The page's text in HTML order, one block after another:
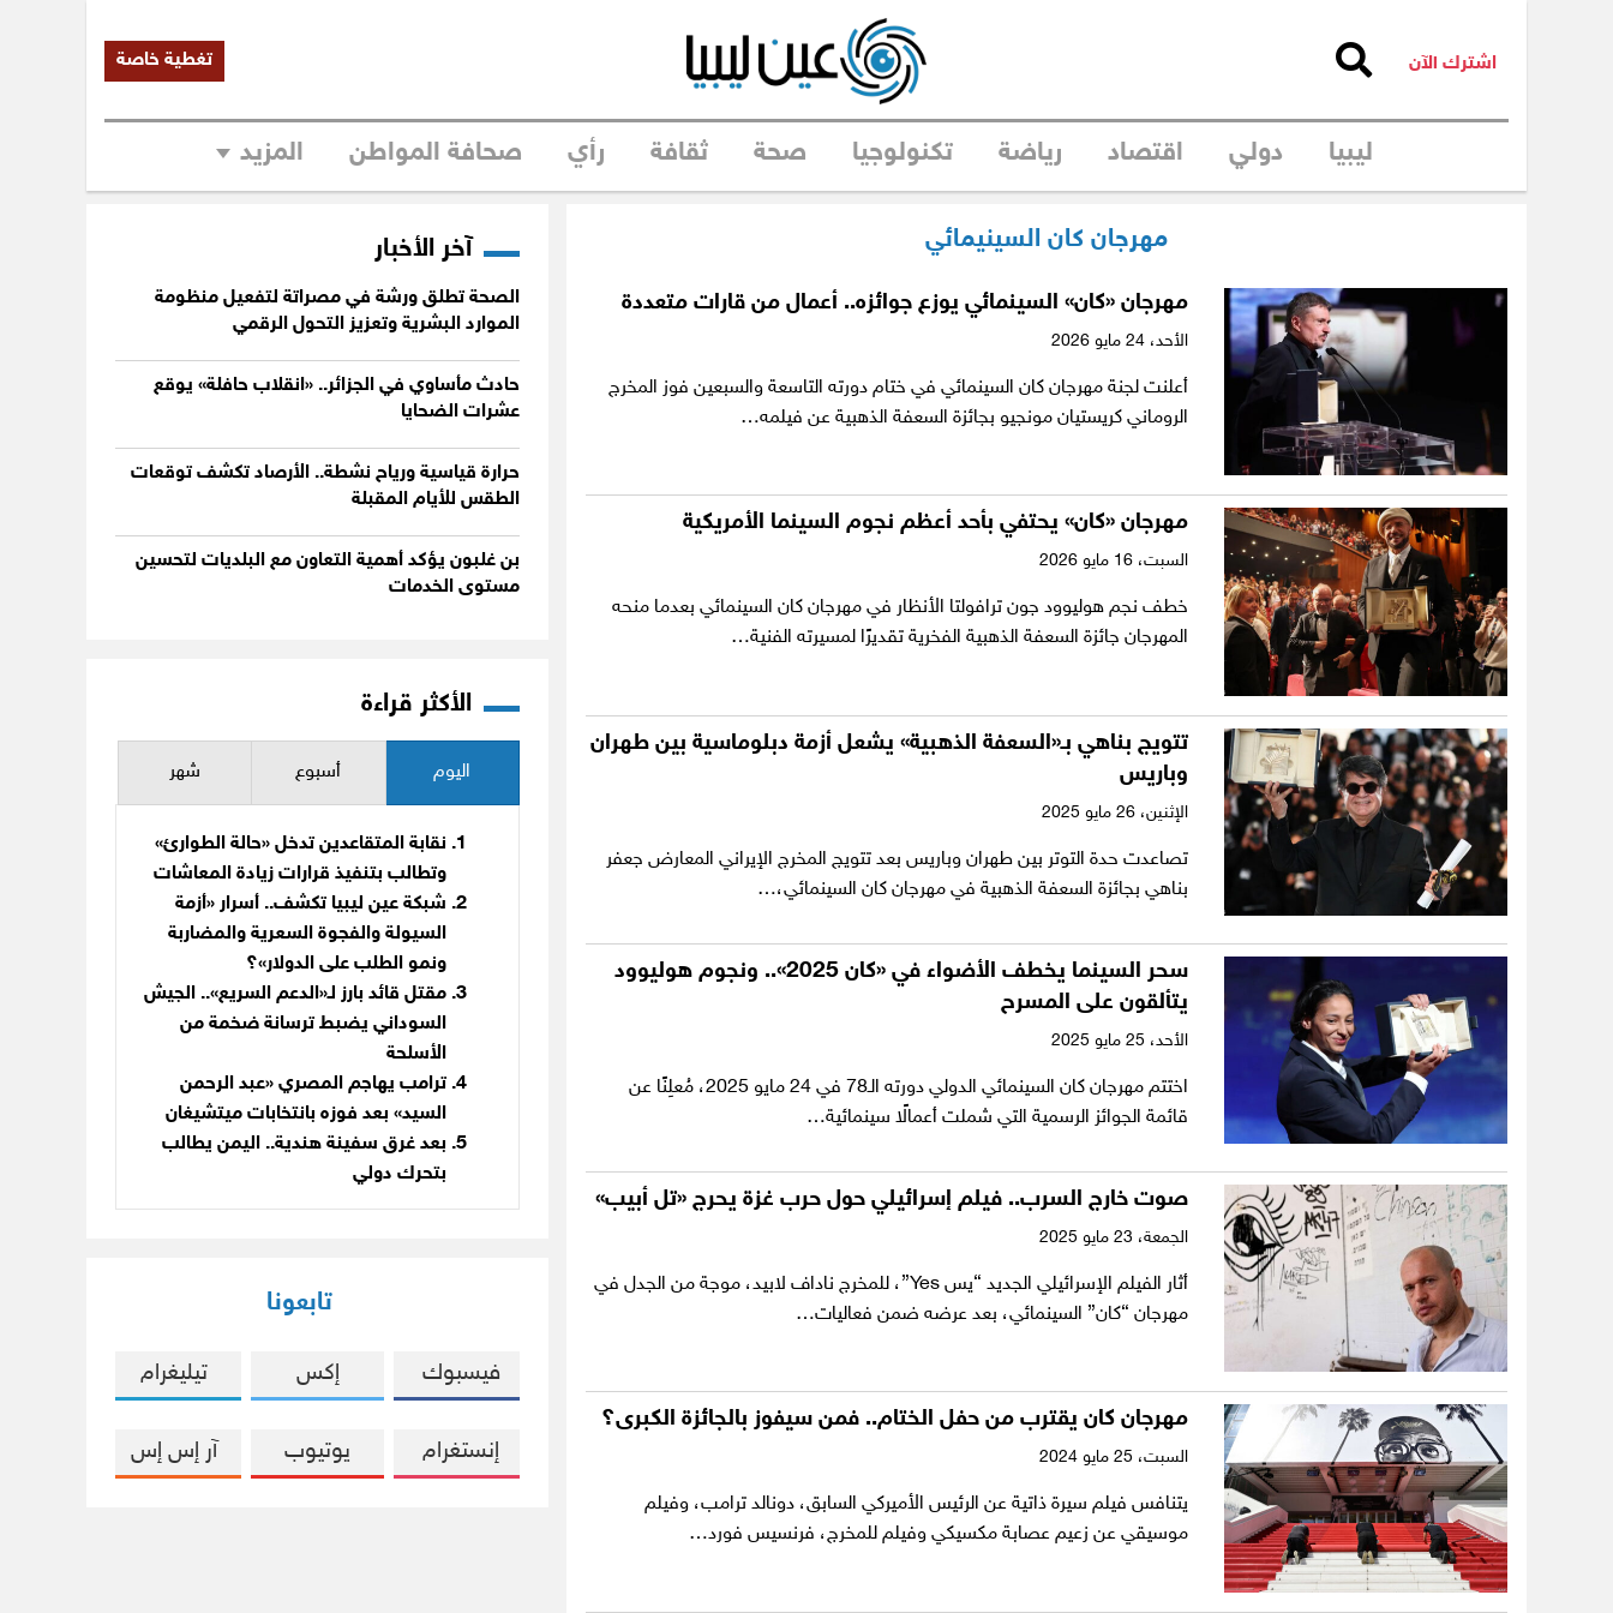
اشترك الآن تغطية خاصة
ليبيا دولي اقتصاد رياضة تكنولوجيا صحة ثقافة رأي صحافة المواطن المزيد
مهرجان كان السينيمائي
مهرجان «كان» السينمائي يوزع جوائزه.. أعمال من قارات متعددة
الأحد،
أعلنت لجنة مهرجان كان السينمائي في ختام دورته التاسعة والسبعين فوز المخرج
الروماني كريستيان مونجيو بجائزة السعفة الذهبية عن فيلمه…
مهرجان «كان» يحتفي بأحد أعظم نجوم السينما الأمريكية
السبت،
خطف نجم هوليوود جون ترافولتا الأنظار في مهرجان كان السينمائي بعدما منحه
المهرجان جائزة السعفة الذهبية الفخرية تقديرًا لمسيرته الفنية…
تتويج بناهي بـ«السعفة الذهبية» يشعل أزمة دبلوماسية بين طهران
وباريس
الإثنين،
تصاعدت حدة التوتر بين طهران وباريس بعد تتويج المخرج الإيراني المعارض جعفر
بناهي بجائزة السعفة الذهبية في مهرجان كان السينمائي،…
سحر السينما يخطف الأضواء في «كان 2025».. ونجوم هوليوود
يتألقون على المسرح
الأحد،
اختتم مهرجان كان السينمائي الدولي دورته الـ78 في 24 مايو 2025، مُعلِنًا عن
قائمة الجوائز الرسمية التي شملت أعمالًا سينمائية…
صوت خارج السرب.. فيلم إسرائيلي حول حرب غزة يحرج «تل أبيب»
الجمعة،
أثار الفيلم الإسرائيلي الجديد “يس Yes”، للمخرج ناداف لابيد، موجة من الجدل في
مهرجان “كان” السينمائي، بعد عرضه ضمن فعاليات…
مهرجان كان يقترب من حفل الختام.. فمن سيفوز بالجائزة الكبرى؟
السبت،
يتنافس فيلم سيرة ذاتية عن الرئيس الأميركي السابق، دونالد ترامب، وفيلم
موسيقي عن زعيم عصابة مكسيكي وفيلم للمخرج، فرنسيس فورد…
آخر الأخبار
الصحة تطلق ورشة في مصراتة لتفعيل منظومة
الموارد البشرية وتعزيز التحول الرقمي
حادث مأساوي في الجزائر.. «انقلاب حافلة» يوقع
عشرات الضحايا
حرارة قياسية ورياح نشطة.. الأرصاد تكشف توقعات
الطقس للأيام المقبلة
بن غلبون يؤكد أهمية التعاون مع البلديات لتحسين
مستوى الخدمات
الأكثر قراءة
اليوم أسبوع شهر
نقابة المتقاعدين تدخل «حالة الطوارئ»
وتطالب بتنفيذ قرارات زيادة المعاشات
شبكة عين ليبيا تكشف.. أسرار «أزمة
السيولة والفجوة السعرية والمضاربة
ونمو الطلب على الدولار»؟
مقتل قائد بارز لـ«الدعم السريع».. الجيش
السوداني يضبط ترسانة ضخمة من
الأسلحة
ترامب يهاجم المصري «عبد الرحمن
السيد» بعد فوزه بانتخابات ميتشيغان
بعد غرق سفينة هندية.. اليمن يطالب
بتحرك دولي
تابعونا
فيسبوك إكس تيليغرام
إنستغرام يوتيوب آر إس إس